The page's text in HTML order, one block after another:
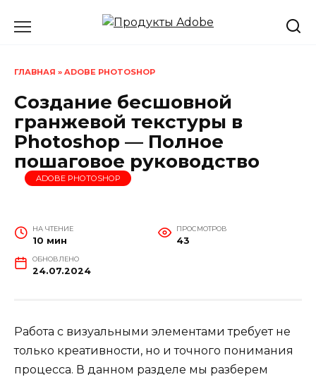
ГЛАВНАЯ » ADOBE PHOTOSHOP
Создание бесшовной
гранжевой текстуры в
Photoshop — Полное
пошаговое руководство
ADOBE PHOTOSHOP
НА ЧТЕНИЕ
10 мин
ПРОСМОТРОВ
43
ОБНОВЛЕНО
24.07.2024
Работа с визуальными элементами требует не
только креативности, но и точного понимания
процесса. В данном разделе мы разберем